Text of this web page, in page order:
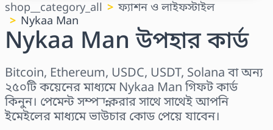
shop__category_all
ফ্যাশন ও লাইফস্টাইল
Nykaa Man
Nykaa Man উপহার কার্ড
Bitcoin, Ethereum, USDC, USDT, Solana বা অন্য
২৫০টি কয়েনের মাধ্যমে Nykaa Man গিফট কার্ড
কিনুন। পেমেন্ট সম্পন্ন করার সাথে সাথেই আপনি
ইমেইলের মাধ্যমে ভাউচার কোড পেয়ে যাবেন।